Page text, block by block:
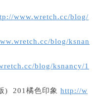
www.wretch.cc/blog/
blog/ksnan
blog/ksnancy/1
) 201橘色印象 http://w